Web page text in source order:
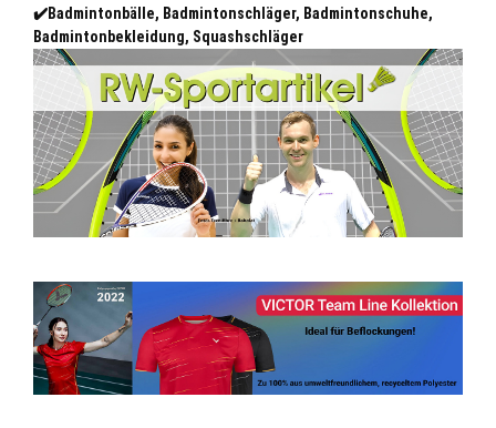
✔️Badmintonbälle, Badmintonschläger, Badmintonschuhe,
Badmintonbekleidung, Squashschläger